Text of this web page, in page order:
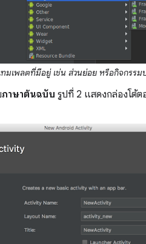
ทมเพลตที่มีอยู่ เช่น ส่วนย่อย หรือกิจกรรม
ภาษาต้นฉบับ รูปที่ 2 แสดงกล่องโต้ต